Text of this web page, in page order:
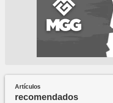
Artículos
recomendados